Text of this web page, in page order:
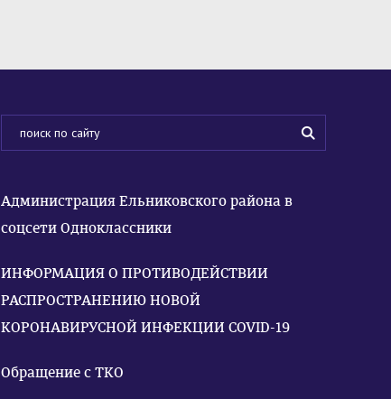
Администрация Ельниковского района в
соцсети Одноклассники
ИНФОРМАЦИЯ О ПРОТИВОДЕЙСТВИИ
РАСПРОСТРАНЕНИЮ НОВОЙ
КОРОНАВИРУСНОЙ ИНФЕКЦИИ COVID-19
Обращение с ТКО